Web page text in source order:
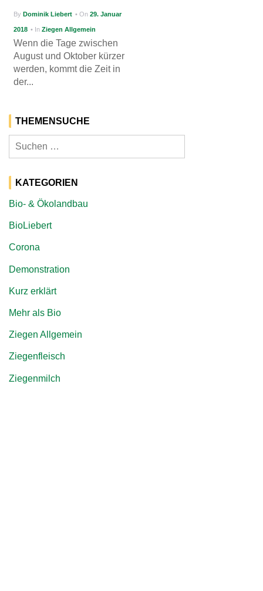
ByDominik Liebert • On29. Januar
2018 • InZiegen Allgemein
Wenn die Tage zwischen
August und Oktober kürzer
werden, kommt die Zeit in
der...
THEMENSUCHE
Suchen
nach:
KATEGORIEN
Bio- & Ökolandbau
BioLiebert
Corona
Demonstration
Kurz erklärt
Mehr als Bio
Ziegen Allgemein
Ziegenfleisch
Ziegenmilch